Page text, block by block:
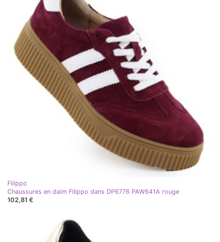
Filippo
Chaussures en daim Filippo dans DP6776 PAW641A rouge
102,81 €